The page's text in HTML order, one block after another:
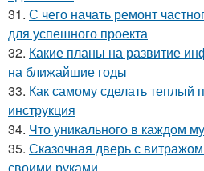
31. С чего начать ремонт
для успешного проекта
32. Какие планы на развитие
на ближайшие годы
33. Как самому сделать теплый
инструкция
34. Что уникального в каждом
35. Сказочная дверь с